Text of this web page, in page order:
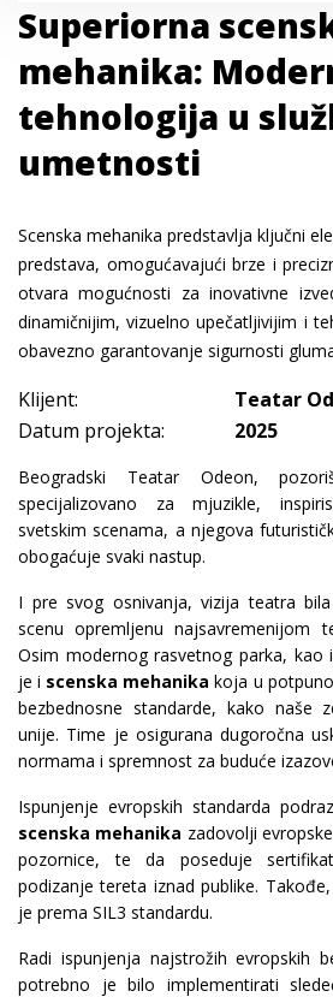
Superiorna
mehanika:
tehnologija u
umetnosti
Scenska mehanika predstavlja ključni
predstava, omogućavajući brze i
otvara mogućnosti za inovativne
dinamičnijim, vizuelno upečatljivijim i
obavezno garantovanje sigurnosti
Klijent:
Teatar
Datum projekta:
2025
Beogradski Teatar Odeon,
specijalizovano za mjuzikle,
svetskim scenama, a njegova
obogaćuje svaki nastup.
I pre svog osnivanja, vizija teatra
scenu opremljenu najsavremenijom
Osim modernog rasvetnog parka, kao
je i scenska mehanika koja u
bezbednosne standarde, kako naše
unije. Time je osigurana dugoročna
normama i spremnost za buduće
Ispunjenje evropskih standarda
scenska mehanika zadovolji
pozornice, te da poseduje
podizanje tereta iznad publike.
je prema SIL3 standardu.
Radi ispunjenja najstrožih evropskih
potrebno je bilo implementirati